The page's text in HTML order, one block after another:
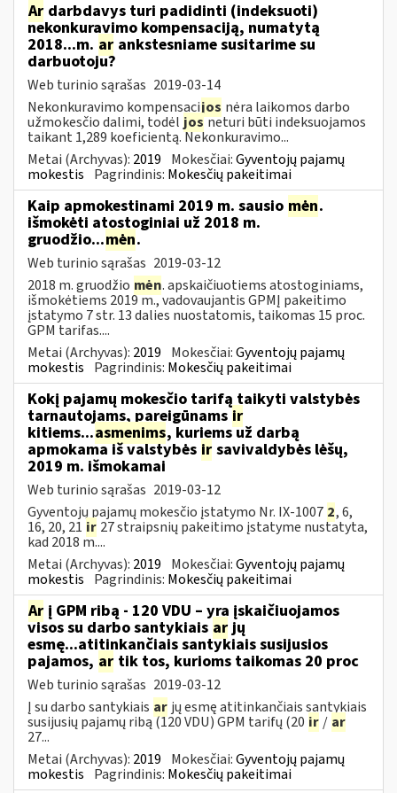
Ar darbdavys turi padidinti (indeksuoti)
nekonkuravimo kompensaciją, numatytą
2018...m. ar ankstesniame susitarime su
darbuotoju?
Web turinio sąrašas 2019-03-14
Nekonkuravimo kompensacijos nėra laikomos darbo
užmokesčio dalimi, todėl josneturi būti indeksuojamos
taikant 1,289 koeficientą. Nekonkuravimo...
Metai (Archyvas): 2019 Mokesčiai:Gyventojų pajamų
mokestis Pagrindinis: Mokesčių pakeitimai
Kaip apmokestinami 2019 m. sausio mėn.
išmokėti atostoginiai už 2018 m.
gruodžio...mėn.
Web turinio sąrašas 2019-03-12
2018 m. gruodžio mėn. apskaičiuotiems atostoginiams,
išmokėtiems 2019 m., vadovaujantis GPMĮ pakeitimo
įstatymo 7 str. 13 dalies nuostatomis, taikomas 15 proc.
GPM tarifas....
Metai (Archyvas): 2019 Mokesčiai:Gyventojų pajamų
mokestis Pagrindinis: Mokesčių pakeitimai
Kokį pajamų mokesčio tarifą taikyti valstybės
tarnautojams, pareigūnams ir
kitiems...asmenims, kuriems už darbą
apmokama iš valstybės ir savivaldybės lėšų,
2019 m. išmokamai
Web turinio sąrašas 2019-03-12
Gyventojų pajamų mokesčio įstatymo Nr. IX-1007 2, 6,
16, 20, 21 ir 27 straipsnių pakeitimo įstatyme nustatyta,
kad 2018 m....
Metai (Archyvas): 2019 Mokesčiai:Gyventojų pajamų
mokestis Pagrindinis: Mokesčių pakeitimai
Ar į GPM ribą - 120 VDU – yra įskaičiuojamos
visos su darbo santykiais arjų
esmę...atitinkančiais santykiais susijusios
pajamos, ar tik tos, kurioms taikomas 20 proc
Web turinio sąrašas 2019-03-12
Į su darbo santykiais ar jų esmę atitinkančiais santykiais
susijusių pajamų ribą (120 VDU) GPM tarifų (20 ir / ar
27...
Metai (Archyvas): 2019 Mokesčiai:Gyventojų pajamų
mokestis Pagrindinis: Mokesčių pakeitimai